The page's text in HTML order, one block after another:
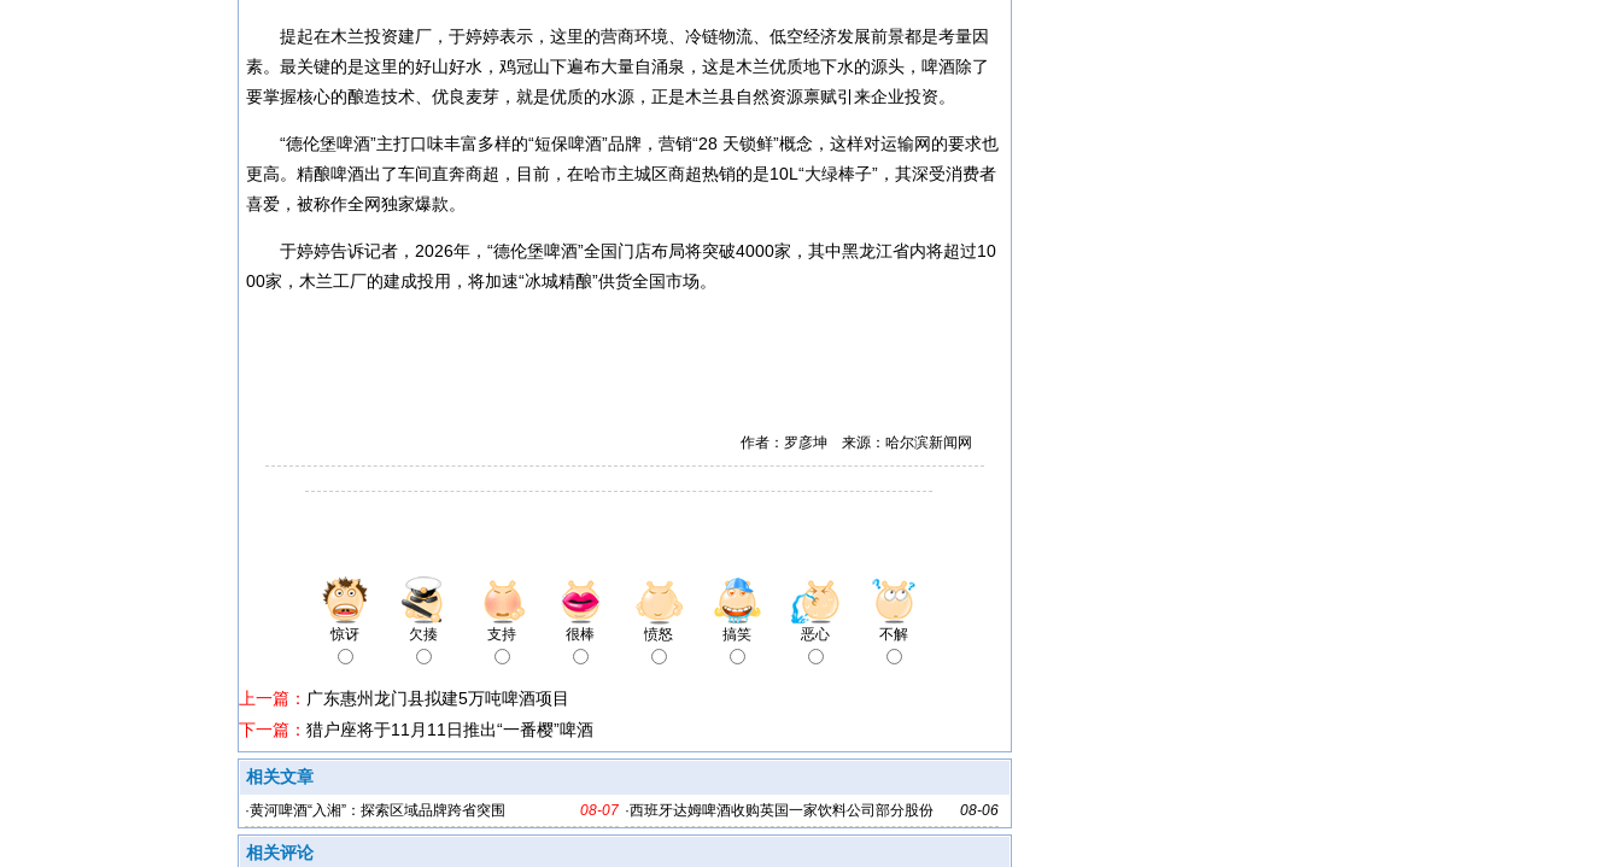
提起在木兰投资建厂，于婷婷表示，这里的营商环境、冷链物流、低空经济发展前景都是考量因
素。最关键的是这里的好山好水，鸡冠山下遍布大量自涌泉，这是木兰优质地下水的源头，啤酒除了
要掌握核心的酿造技术、优良麦芽，就是优质的水源，正是木兰县自然资源禀赋引来企业投资。
“德伦堡啤酒”主打口味丰富多样的“短保啤酒”品牌，营销“28 天锁鲜”概念，这样对运输网的要求也
更高。精酿啤酒出了车间直奔商超，目前，在哈市主城区商超热销的是10L“大绿棒子”，其深受消费者
喜爱，被称作全网独家爆款。
于婷婷告诉记者，2026年，“德伦堡啤酒”全国门店布局将突破4000家，其中黑龙江省内将超过10
00家，木兰工厂的建成投用，将加速“冰城精酿”供货全国市场。
作者：罗彦坤 来源：哈尔滨新闻网
惊讶 欠揍 支持 很棒 愤怒 搞笑 恶心 不解
上一篇： 广东惠州龙门县拟建5万吨啤酒项目
下一篇： 猎户座将于11月11日推出“一番樱”啤酒
相关文章
08-07
·黄河啤酒“入湘”：探索区域品牌跨省突围 08-06
·西班牙达姆啤酒收购英国一家饮料公司部分股份
相关评论